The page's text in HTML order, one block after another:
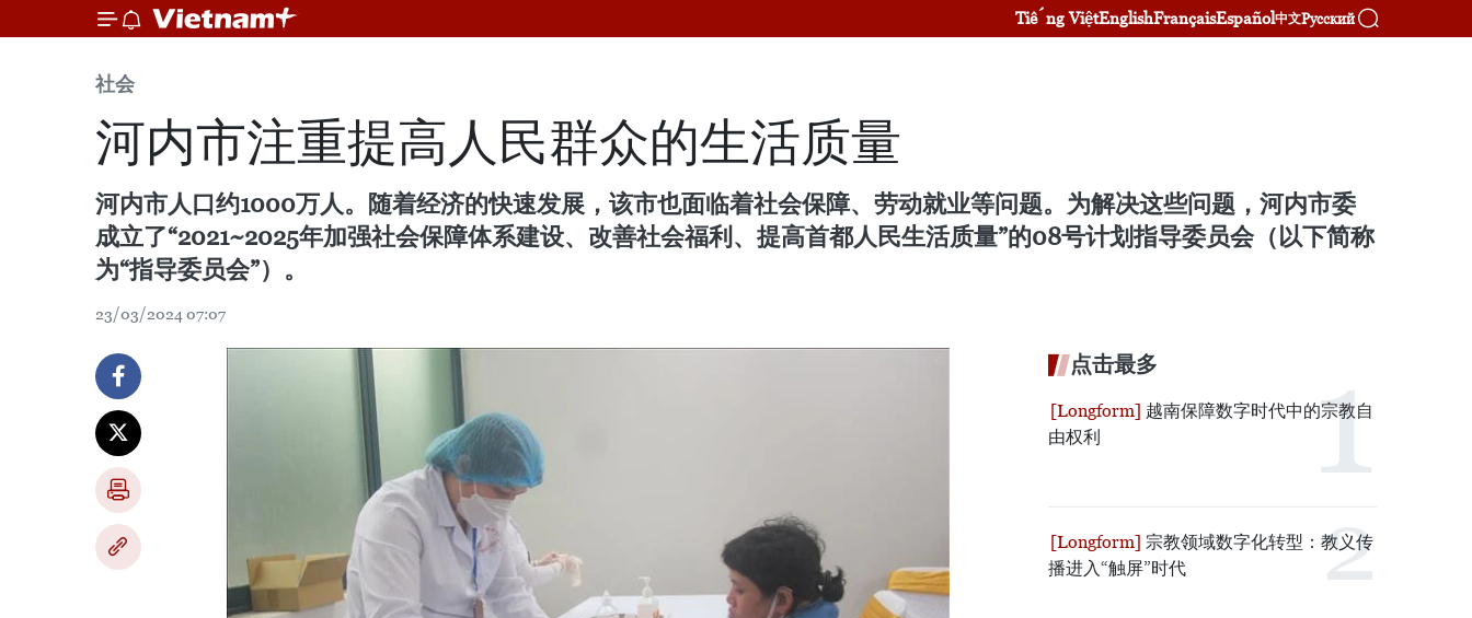
Tiếng ViệtEnglishFrançaisEspañol中文Русский
社会
河内市注重提高人民群众的生活质量
河内市人口约1000万人。随着经济的快速发展，该市也面临着社会保障、劳动就业等问题。为解决这些问题，河内市委
成立了“2021~2025年加强社会保障体系建设、改善社会福利、提高首都人民生活质量”的08号计划指导委员会（以下简称
为“指导委员会”）。
23/03/2024 07:07
点击最多
越南保障数字时代中的宗教自
由权利
宗教领域数字化转型：教义传
播进入“触屏”时代